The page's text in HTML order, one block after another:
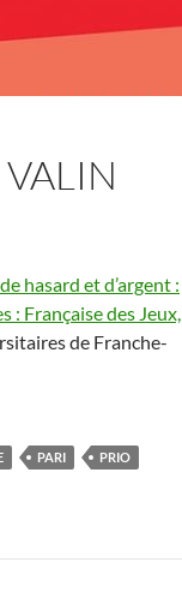
hasard et d’argent :
: Française des Jeux,
de Franche-
PARI
PRIO